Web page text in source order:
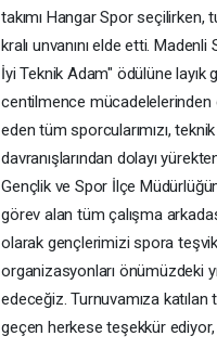
takımı Hangar Spor seçilirken,
kralı unvanını elde etti.
İyi Teknik Adam" ödülüne layık
centilmence mücadelelerinden
eden tüm sporcularımızı,
davranışlarından dolayı
Gençlik ve Spor İlçe
görev alan tüm çalışma
olarak gençlerimizi spora
organizasyonları önümüzdeki
edeceğiz. Turnuvamıza katılan
geçen herkese teşekkür ediyor,